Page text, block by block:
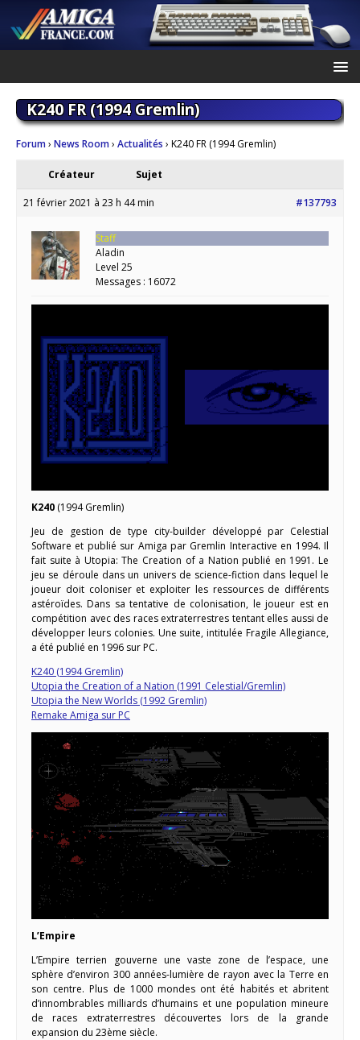
K240 FR (1994 Gremlin)
Forum› News Room› Actualités › K240 FR (1994 Gremlin)
Créateur Sujet
21 février 2021 à 23 h 44 min #137793
Staff
Aladin
Level 25
Messages : 16072
K240 (1994 Gremlin)
Jeu de gestion de type city-builder développé par Celestial
Software et publié sur Amiga par Gremlin Interactive en 1994. Il
fait suite à Utopia: The Creation of a Nation publié en 1991. Le
jeu se déroule dans un univers de science-fiction dans lequel le
joueur doit coloniser et exploiter les ressources de différents
astéroïdes. Dans sa tentative de colonisation, le joueur est en
compétition avec des races extraterrestres tentant elles aussi de
développer leurs colonies. Une suite, intitulée Fragile Allegiance,
a été publié en 1996 sur PC.
K240 (1994 Gremlin)
Utopia the Creation of a Nation (1991 Celestial/Gremlin)
Utopia the New Worlds (1992 Gremlin)
Remake Amiga sur PC
L’Empire
L’Empire terrien gouverne une vaste zone de l’espace, une
sphère d’environ 300 années-lumière de rayon avec la Terre en
son centre. Plus de 1000 mondes ont été habités et abritent
d’innombrables milliards d’humains et une population mineure
de races extraterrestres découvertes lors de la grande
expansion du 23ème siècle.